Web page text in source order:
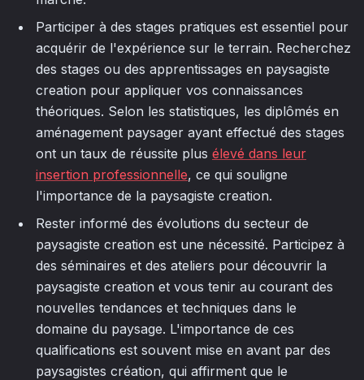
Participer à des stages pratiques est essentiel pour
acquérir de l'expérience sur le terrain. Recherchez
des stages ou des apprentissages en paysagiste
creation pour appliquer vos connaissances
théoriques. Selon les statistiques, les diplômés en
aménagement paysager ayant effectué des stages
ont un taux de réussite plus élevé dans leur
insertion professionnelle, ce qui souligne
l'importance de la paysagiste creation.
Rester informé des évolutions du secteur de
paysagiste creation est une nécessité. Participez à
des séminaires et des ateliers pour découvrir la
paysagiste creation et vous tenir au courant des
nouvelles tendances et techniques dans le
domaine du paysage. L'importance de ces
qualifications est souvent mise en avant par des
paysagistes création, qui affirment que le